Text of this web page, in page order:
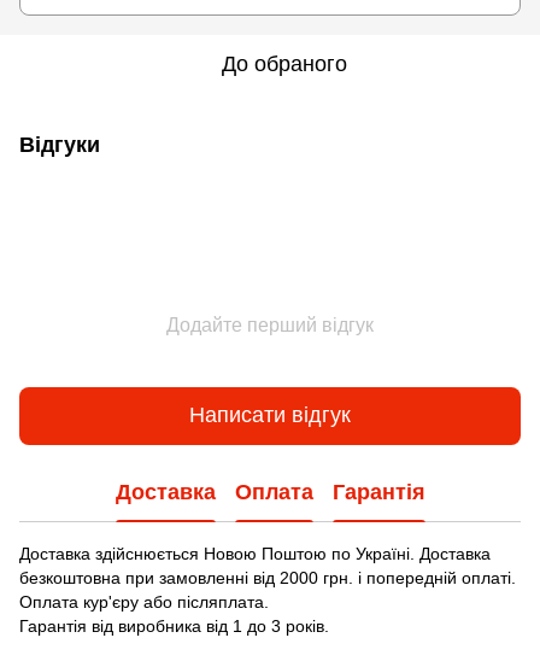
До обраного
Відгуки
Додайте перший відгук
Написати відгук
Доставка Оплата Гарантія
Доставка здійснюється Новою Поштою по Україні. Доставка
безкоштовна при замовленні від 2000 грн. і попередній оплаті.
Оплата кур'єру або післяплата.
Гарантія від виробника від 1 до 3 років.